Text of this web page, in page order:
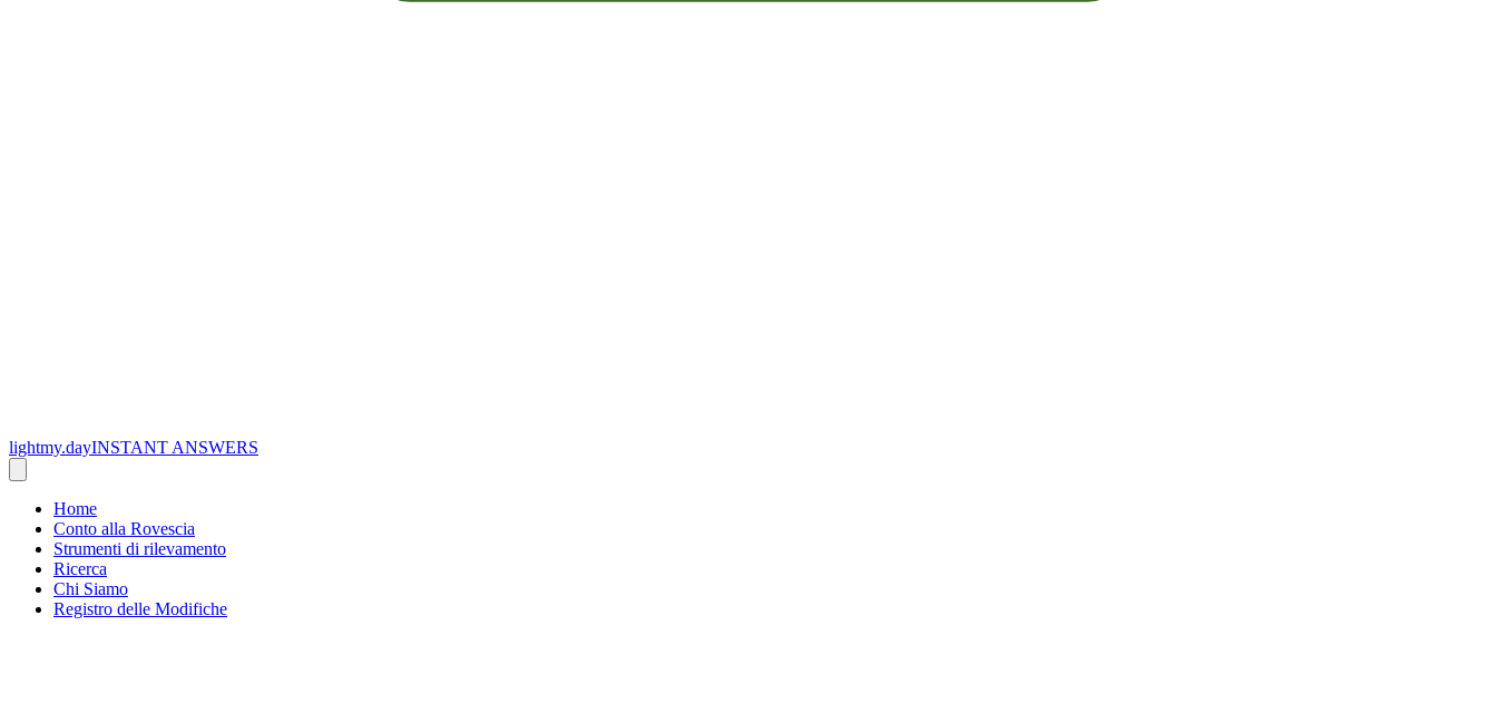
lightmy.dayINSTANT ANSWERS
Home
Conto alla Rovescia
Strumenti di rilevamento
Ricerca
Chi Siamo
Registro delle Modifiche